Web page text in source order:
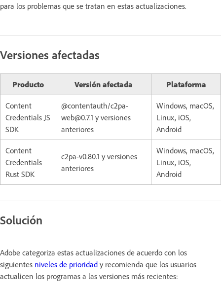
para los problemas que se tratan en estas actualizaciones.
Versiones afectadas
Producto Versión afectada Plataforma
Content
Credentials JS
SDK
@contentauth/c2pa-
web@0.7.1 y versiones
anteriores
Windows, macOS,
Linux, iOS,
Android
Content
Credentials
Rust SDK
c2pa-v0.80.1 y versiones
anteriores
Windows, macOS,
Linux, iOS,
Android
Solución
Adobe categoriza estas actualizaciones de acuerdo con los
siguientes niveles de prioridad y recomienda que los usuarios
actualicen los programas a las versiones más recientes: